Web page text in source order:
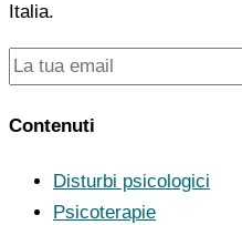
Italia.
Contenuti
Disturbi psicologici
Psicoterapie